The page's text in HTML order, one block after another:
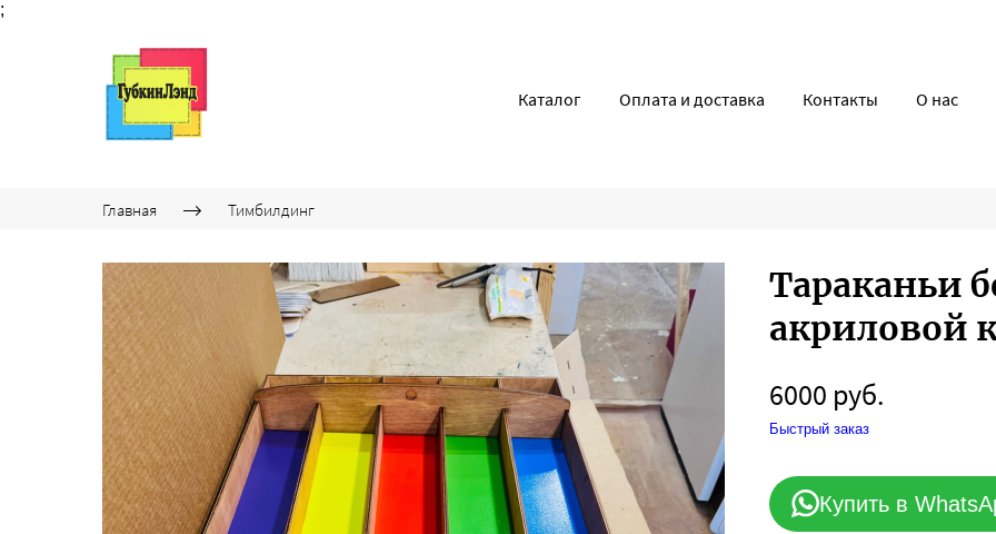
;
Каталог Оплата и доставка Контакты О нас
Главная Тимбилдинг
Тараканьи
акриловой
6000 руб.
Быстрый заказ
Купить в